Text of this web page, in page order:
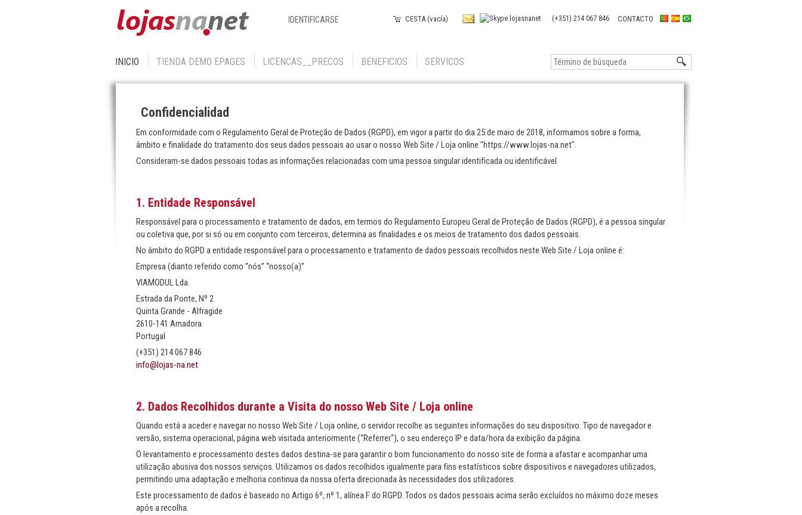
IDENTIFICARSE CESTA (vacía) (+351) 214 067 846 CONTACTO
INICIO TIENDA DEMO EPAGES LICENCAS__PRECOS BENEFICIOS SERVICOS
Confidencialidad
Em conformidade com o Regulamento Geral de Proteção de Dados (RGPD), em vigor a partir do dia 25 de maio de 2018, informamos sobre a forma,
âmbito e finalidade do tratamento dos seus dados pessoais ao usar o nosso Web Site / Loja online "https://www.lojas-na.net".
Consideram-se dados pessoais todas as informações relacionadas com uma pessoa singular identificada ou identificável.
1. Entidade Responsável
Responsável para o processamento e tratamento de dados, em termos do Regulamento Europeu Geral de Proteção de Dados (RGPD), é a pessoa singular
ou coletiva que, por si só ou em conjunto com terceiros, determina as finalidades e os meios de tratamento dos dados pessoais.
No âmbito do RGPD a entidade responsável para o processamento e tratamento de dados pessoais recolhidos neste Web Site / Loja online é:
Empresa (dianto referido como “nós” “nosso(a)”
VIAMODUL Lda.
Estrada da Ponte, Nº 2
Quinta Grande - Alfragide
2610-141 Amadora
Portugal
(+351) 214 067 846
info@lojas-na.net
2. Dados Recolhidos durante a Visita do nosso Web Site / Loja online
Quando está a aceder e navegar no nosso Web Site / Loja online, o servidor recolhe as seguintes informações do seu dispositivo: Tipo de navegador e
versão, sistema operacional, página web visitada anteriormente (“Referrer“), o seu endereço IP e data/hora da exibição da página.
O levantamento e processamento destes dados destina-se para garantir o bom funcionamento do nosso site de forma a afastar e acompanhar uma
utilização abusiva dos nossos serviços. Utilizamos os dados recolhidos igualmente para fins estatísticos sobre dispositivos e navegadores utilizados,
permitindo uma adaptação e melhoria continua da nossa oferta direcionada às necessidades dos utilizadores.
Este processamento de dados é baseado no Artigo 6º, nº 1, alínea F do RGPD. Todos os dados pessoais acima serão excluídos no máximo doze meses
após a recolha.